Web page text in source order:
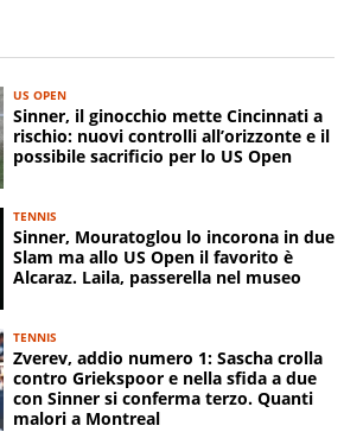
US OPEN
Sinner, il ginocchio mette Cincinnati a
rischio: nuovi controlli all’orizzonte e il
possibile sacrificio per lo US Open
TENNIS
Sinner, Mouratoglou lo incorona in due
Slam ma allo US Open il favorito è
Alcaraz. Laila, passerella nel museo
TENNIS
Zverev, addio numero 1: Sascha crolla
contro Griekspoor e nella sfida a due
con Sinner si conferma terzo. Quanti
malori a Montreal